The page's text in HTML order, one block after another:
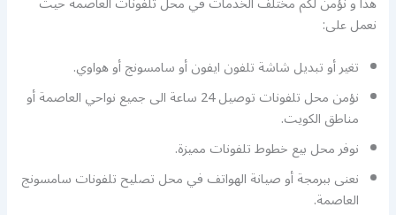
نعمل على:
تغير أو تبديل شاشة تلفون ايفون أو سامسونج أو هواوي.
نؤمن محل تلفونات توصيل 24 ساعة الى جميع نواحي العاصمة أو
مناطق الكويت.
نوفر محل بيع خطوط تلفونات مميزة.
نعنى ببرمجة أو صيانة الهواتف في محل تصليح تلفونات سامسونج
العاصمة.